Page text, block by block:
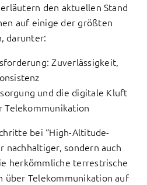
den aktuellen Stand
auf einige der größten
darunter:
Zuverlässigkeit,
und die digitale Kluft
Telekommunikation
bei “High-Altitude-
nachhaltiger, sondern auch
herkömmliche terrestrische
über Telekommunikation auf